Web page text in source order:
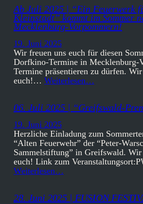
Ab Juli 2025 | “Ein Feuerwerk
Kleinstadt” kommt im Sommer
Mecklenburg-Vorpommern!
19. Juni 2025
Wir freuen uns euch für diesen
Dorfkino-Termine in Mecklenburg-
Termine präsentieren zu dürfen.
euch!… Weiterlesen…
06. Juli 2025 | “Greifswald-
19. Juni 2025
Herzliche Einladung zum
“Alten Feuerwehr” der “Peter-
Sammelstiftung” in Greifswald.
euch! Link zum
Weiterlesen…
28. Juni 2025 | FUSION